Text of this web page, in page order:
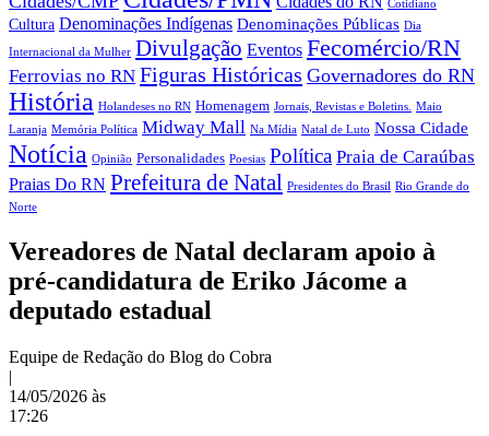
Cotidiano
Cultura Denominações Indígenas Denominações Públicas Dia
Internacional da Mulher Divulgação Eventos Fecomércio/RN
Ferrovias no RN Figuras Históricas Governadores do RN
História Holandeses no RN Homenagem Jornais, Revistas e Boletins.
Maio
Laranja Memória Política Midway Mall Na Mídia Natal de Luto Nossa Cidade
Notícia Opinião Personalidades Poesias Política Praia de Caraúbas
Praias Do RN Prefeitura de Natal Presidentes do Brasil Rio Grande do
Norte
Vereadores de Natal declaram apoio à
pré-candidatura de Eriko Jácome a
deputado estadual
Equipe de Redação do Blog do Cobra
|
14/05/2026 às
17:26